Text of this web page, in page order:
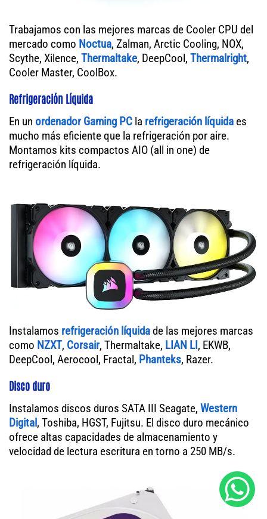
Trabajamos con las mejores marcas de Cooler CPU del
mercado como Noctua, Zalman, Arctic Cooling, NOX,
Scythe, Xilence, Thermaltake, DeepCool, Thermalright,
Cooler Master, CoolBox.
Refrigeración Líquida
En un ordenador Gaming PC la refrigeración líquida es
mucho más eficiente que la refrigeración por aire.
Montamos kits compactos AIO (all in one) de
refrigeración líquida.
Instalamos refrigeración líquidade las mejores marcas
como NZXT, Corsair, Thermaltake, LIAN LI, EKWB,
DeepCool, Aerocool, Fractal, Phanteks, Razer.
Disco duro
Instalamos discos duros SATA III Seagate, Western
Digital, Toshiba, HGST, Fujitsu. El disco duro mecánico
ofrece altas capacidades de almacenamiento y
velocidad de lectura escritura en torno a 250 MB/s.